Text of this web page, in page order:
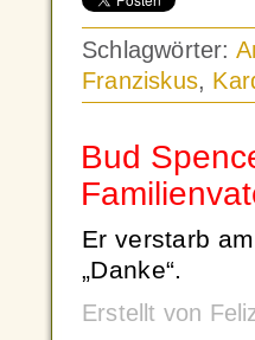
Schlagwörter:
Franziskus,
Bud
Er verstarb
„Danke“.
Erstellt von